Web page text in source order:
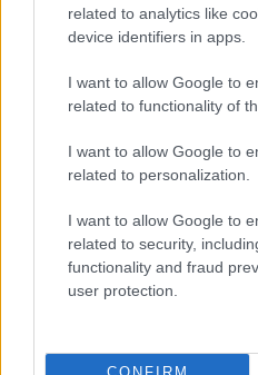
related to analytics like
device identifiers in apps.
I want to allow Google to
related to functionality of
I want to allow Google to
related to personalization.
I want to allow Google to
related to security,
functionality and fraud
user protection.